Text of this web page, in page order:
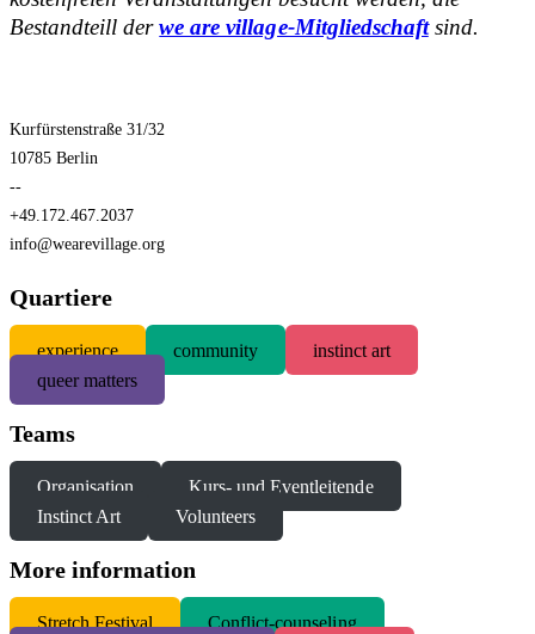
Bestandteill der we are village-Mitgliedschaftsind.
Kurfürstenstraße 31/32
10785 Berlin
--
+49.172.467.2037
info@wearevillage.org
Quartiere
experience community
instinct art
queer matters
Teams
Organisation
Kurs- und Eventleitende
Instinct Art
Volunteers
More information
Stretch Festival
Conflict-counseling